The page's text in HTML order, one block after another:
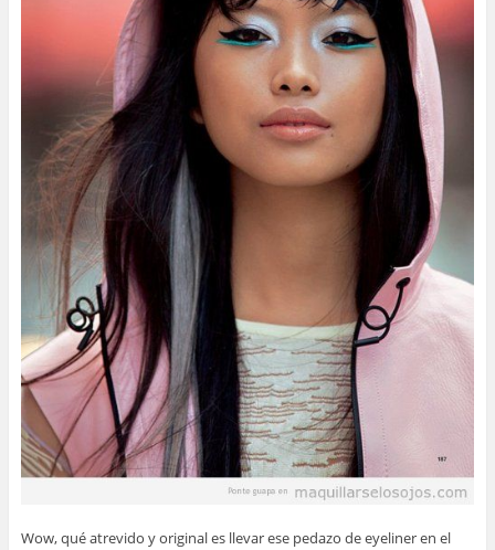
Wow, qué atrevido y original es llevar ese pedazo de eyeliner en el